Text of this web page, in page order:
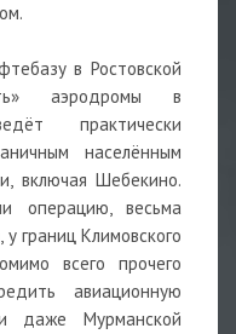
в Ростовской
аэродромы в
практически
населённым
включая Шебекино.
операцию, весьма
границ Климовского
всего прочего
авиационную
даже Мурманской